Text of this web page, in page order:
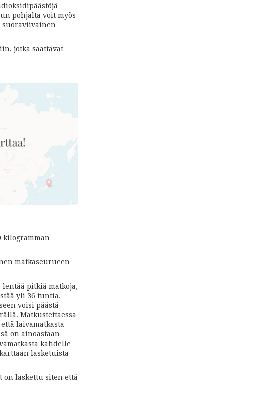
pohjalta voit myös
suoraviivainen
jotka saattavat
kilogramman
matkaseurueen
pitkiä matkoja,
yli 36 tuntia.
voisi päästä
Matkustettaessa
laivamatkasta
on ainoastaan
kahdelle
lasketuista
laskettu siten että